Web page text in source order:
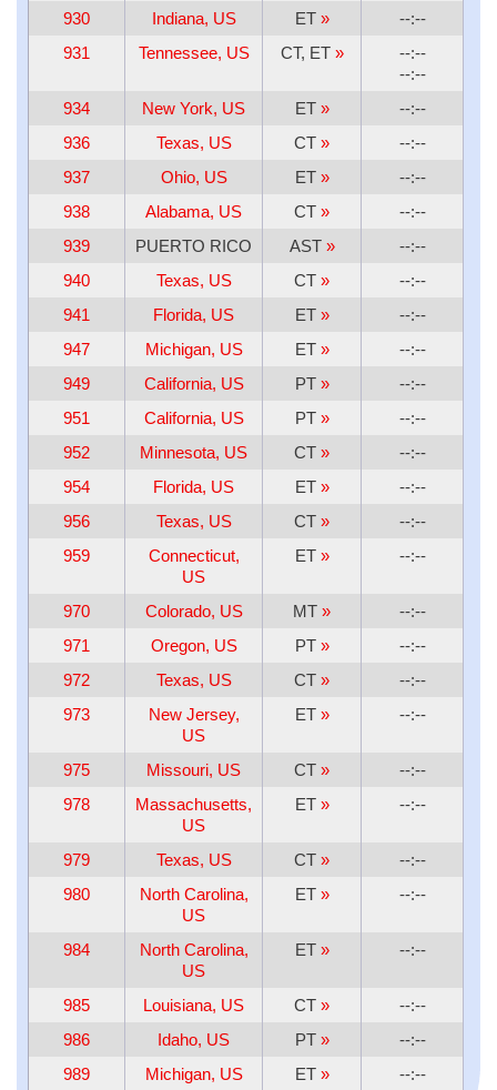
930
Indiana, US ET »
--:--
931
Tennessee, US CT, ET »
--:--
--:--
934
New York, US ET »
--:--
936
Texas, US CT »
--:--
937
Ohio, US ET »
--:--
938
Alabama, US CT »
--:--
939
PUERTO RICO AST »
--:--
940
Texas, US CT »
--:--
941
Florida, US ET »
--:--
947
Michigan, US ET »
--:--
949
California, US PT »
--:--
951
California, US PT »
--:--
952
Minnesota, US CT »
--:--
954
Florida, US ET »
--:--
956
Texas, US CT »
--:--
959
Connecticut,
US
ET » --:--
970 Colorado, US MT »
--:--
971
Oregon, US PT »
--:--
972
Texas, US CT »
--:--
973
New Jersey,
US
ET » --:--
975 Missouri, US CT »
--:--
978
Massachusetts,
US
ET » --:--
979 Texas, US CT »
--:--
980
North Carolina,
US
ET » --:--
984
North Carolina,
US
ET » --:--
985 Louisiana, US CT »
--:--
986
Idaho, US PT »
--:--
989
Michigan, US ET » --:--